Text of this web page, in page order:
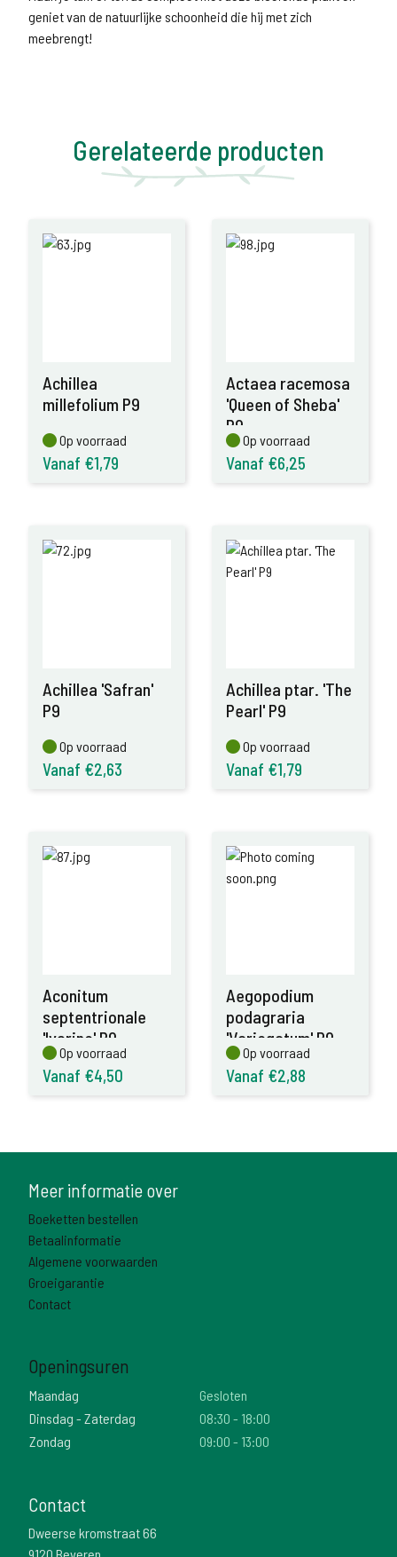
geniet van de natuurlijke schoonheid die hij met zich
meebrengt!
Gerelateerde producten
Achillea
millefolium P9
Op voorraad
Op voorraad
Vanaf €1,79
Actaea racemosa
'Queen of Sheba'
P9
Op voorraad
Op voorraad
Vanaf €6,25
Achillea 'Safran'
P9
Op voorraad
Op voorraad
Vanaf €2,63
Achillea ptar. 'The
Pearl' P9
Op voorraad
Op voorraad
Vanaf €1,79
Aconitum
septentrionale
'Ivorine' P9
Op voorraad
Op voorraad
Vanaf €4,50
Aegopodium
podagraria
'Variegatum' P9
Op voorraad
Op voorraad
Vanaf €2,88
Meer informatie over
Boeketten bestellen
Betaalinformatie
Algemene voorwaarden
Groeigarantie
Contact
Openingsuren
Maandag
Gesloten
Dinsdag - Zaterdag
08:30 - 18:00
Zondag
09:00 - 13:00
Contact
Dweerse kromstraat 66